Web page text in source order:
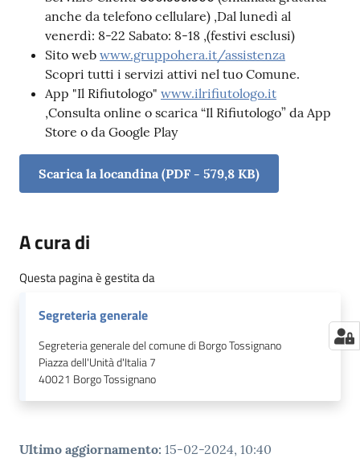
anche da telefono cellulare) ,Dal lunedì al
venerdì: 8-22 Sabato: 8-18 ,(festivi esclusi)
Sito web www.gruppohera.it/assistenza
Scopri tutti i servizi attivi nel tuo Comune.
App "Il Rifiutologo" www.ilrifiutologo.it
,Consulta online o scarica “Il Rifiutologo” da App
Store o da Google Play
Scarica la locandina (PDF - 579,8 KB)
A cura di
Questa pagina è gestita da
Segreteria generale
Segreteria generale del comune di Borgo Tossignano
Piazza dell'Unità d'Italia 7
40021 Borgo Tossignano
Ultimo aggiornamento: 15-02-2024, 10:40